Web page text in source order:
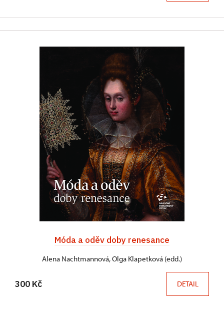
Móda a oděv doby renesance
Alena Nachtmannová, Olga Klapetková (edd.)
300 Kč DETAIL